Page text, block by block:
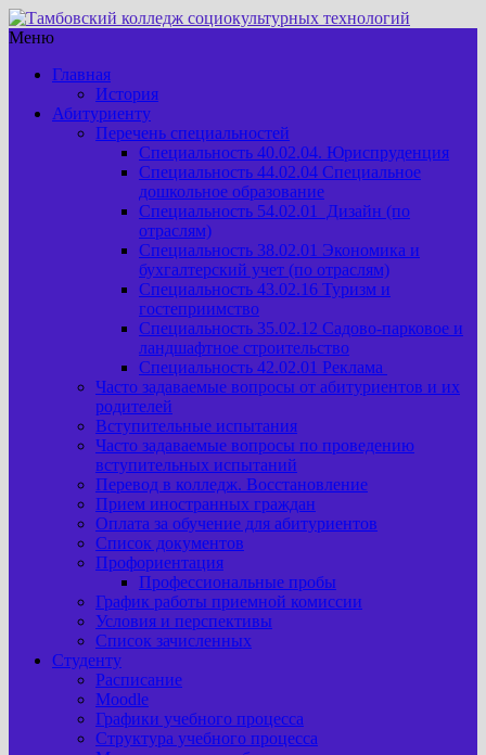
Меню
Главная
История
Абитуриенту
Перечень специальностей
Специальность 40.02.04. Юриспруденция
Специальность 44.02.04 Специальное
дошкольное образование
Специальность 54.02.01 Дизайн (по
отраслям)
Специальность 38.02.01 Экономика и
бухгалтерский учет (по отраслям)
Специальность 43.02.16 Туризм и
гостеприимство
Специальность 35.02.12 Садово-парковое и
ландшафтное строительство
Специальность 42.02.01 Реклама
Часто задаваемые вопросы от абитуриентов и их
родителей
Вступительные испытания
Часто задаваемые вопросы по проведению
вступительных испытаний
Перевод в колледж. Восстановление
Прием иностранных граждан
Оплата за обучение для абитуриентов
Список документов
Профориентация
Профессиональные пробы
График работы приемной комиссии
Условия и перспективы
Список зачисленных
Студенту
Расписание
Moodle
Графики учебного процесса
Структура учебного процесса